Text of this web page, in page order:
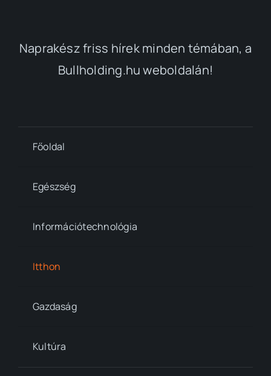
Naprakész friss hírek minden témában, a
Bullholding.hu weboldalán!
Főoldal
Egészség
Információtechnológia
Itthon
Gazdaság
Kultúra